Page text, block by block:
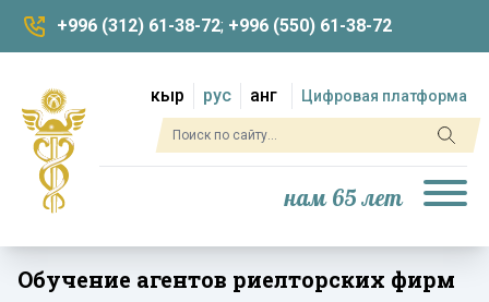
+996 (312) 61-38-72; +996 (550) 61-38-72
кыр рус анг Цифровая платформа
нам 65 лет
Обучение агентов риелторских фирм